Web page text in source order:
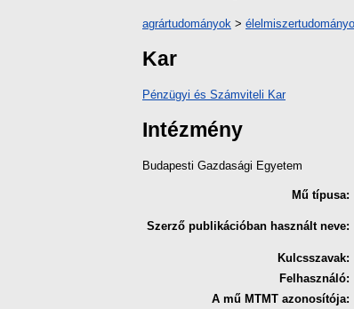
agrártudományok >
Kar
Pénzügyi és Számviteli Kar
Intézmény
Budapesti Gazdasági Egyetem
Mű típusa:
Szerző publikációban használt neve:
Kulcsszavak:
Felhasználó:
A mű MTMT azonosítója: